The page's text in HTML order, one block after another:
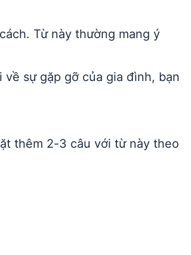
Từ này thường mang ý
về sự gặp gỡ của gia đình, bạn
thêm 2-3 câu với từ này theo